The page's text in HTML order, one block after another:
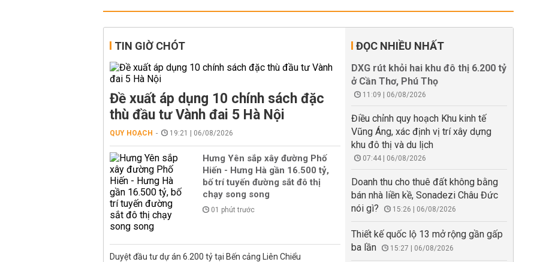
TIN GIỜ CHÓT
Đề xuất áp dụng 10 chính sách đặc
thù đầu tư Vành đai 5 Hà Nội
QUY HOẠCH 19:21 | 06/08/2026
Hưng Yên sắp xây đường Phố
Hiến - Hưng Hà gần 16.500 tỷ,
bố trí tuyến đường sắt đô thị
chạy song song
01 phút trước
Duyệt đầu tư dự án 6.200 tỷ tại Bến cảng Liên Chiểu
ĐỌC NHIỀU NHẤT
DXG rút khỏi hai khu đô thị 6.200 tỷ
ở Cần Thơ, Phú Thọ
11:09 | 06/08/2026
Điều chỉnh quy hoạch Khu kinh tế
Vũng Áng, xác định vị trí xây dựng
khu đô thị và du lịch
07:44 | 06/08/2026
Doanh thu cho thuê đất không bằng
bán nhà liền kề, Sonadezi Châu Đức
nói gì?
15:26 | 06/08/2026
Thiết kế quốc lộ 13 mở rộng gần gấp
ba lần
15:27 | 06/08/2026